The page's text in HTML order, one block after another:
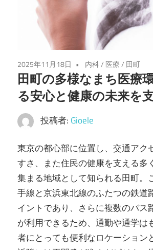
さ
せ
る
ラ
イ
フ
ス
タ
イ
ル
を
実
2025年11月18日 内科/ 医療/ 田町
田町の多様なまち医療
る安心と健康の未来を
投稿者: Gioele
東京の都心部に位置し、交通アク
すさ、また住民の健康を支える多
集まる地域として知られる田町。
手線と京浜東北線のふたつの鉄道
イントであり、さらに複数のバス
が利用できるため、通勤や通学は
者にとっても便利なロケーション